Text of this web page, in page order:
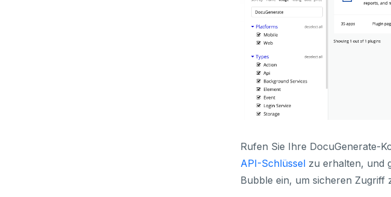
Rufen Sie Ihre DocuGenerate-
API-Schlüssel zu erhalten, und
Bubble ein, um sicheren Zugriff